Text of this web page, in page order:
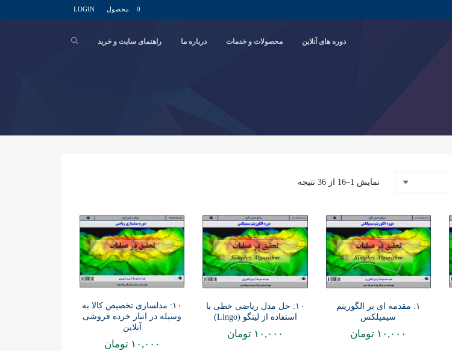
LOGIN 0 محصول
دوره های آنلاین محصولات و خدمات درباره ما راهنمای سایت و خرید
نمایش 1–16 از 36 نتیجه
۱: مقدمه ای بر الگوریتم
سیمپلکس
۱۰,۰۰۰ تومان
۱۰: حل مدل ریاضی خطی با
استفاده از لینگو (Lingo)
۱۰,۰۰۰ تومان
۱۰: مدلسازی تخصیص کالا به
وسیله در انبار خرده فروشی
آنلاین
۱۰,۰۰۰ تومان